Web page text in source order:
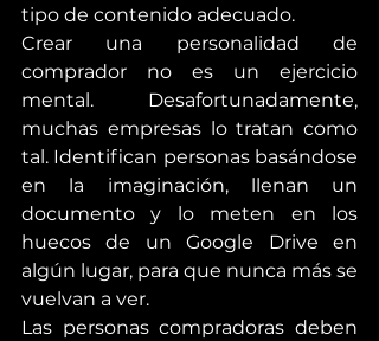
tipo de contenido adecuado.
Crear una personalidad de
comprador no es un ejercicio
mental. Desafortunadamente,
muchas empresas lo tratan como
tal. Identifican personas basándose
en la imaginación, llenan un
documento y lo meten en los
huecos de un Google Drive en
algún lugar, para que nunca más se
vuelvan a ver.
Las personas compradoras deben